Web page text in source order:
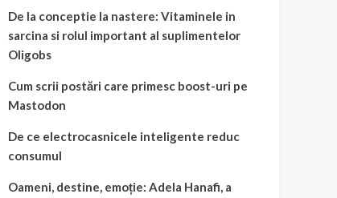
De la conceptie la nastere: Vitaminele in
sarcina si rolul important al suplimentelor
Oligobs
Cum scrii postări care primesc boost-uri pe
Mastodon
De ce electrocasnicele inteligente reduc
consumul
Oameni, destine, emoție: Adela Hanafi, a